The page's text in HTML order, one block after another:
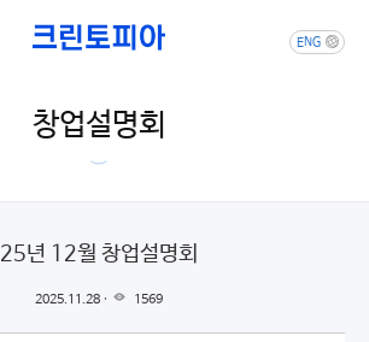
ENG
창업설명회
25년 12월 창업설명회
2025.11.28 · 1569